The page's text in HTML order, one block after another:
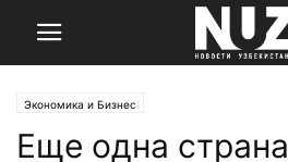
Экономика и Бизнес
Еще одна страна